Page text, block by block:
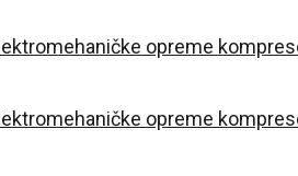
opreme
opreme